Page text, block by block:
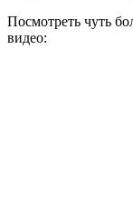
Посмотреть чуть
видео: